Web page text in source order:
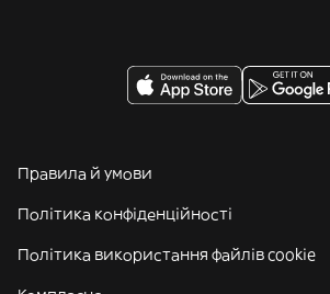
Правила й умови
Політика конфіденційності
Політика використання файлів cookie